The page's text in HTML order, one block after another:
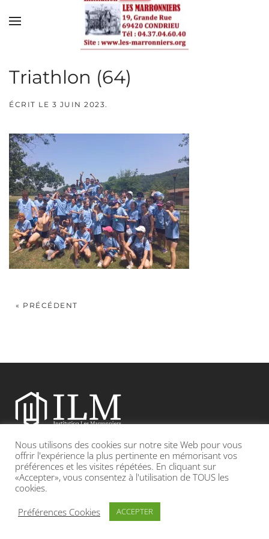
Skip to main content
Triathlon (64)
ÉCRIT LE 3 JUIN 2023.
« PRÉCÉDENT
Etablissement catholique sous contrat d’association avec l’Etat
Adresse : 19, Grande rue 69420 CONDRIEU
INFOS LÉGALES POLITIQUE DE CONFIDENTIALITÉ
Nous utilisons des cookies sur notre site Web pour vous
offrir l'expérience la plus pertinente en mémorisant vos
préférences et les visites répétées. En cliquant sur
«Accepter», vous consentez à l'utilisation de TOUS les
cookies.
Préférences Cookies
ACCEPTER